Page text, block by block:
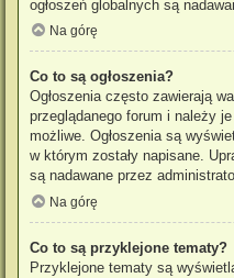
ogłoszeń globalnych są
Na górę
Co to są ogłoszenia?
Ogłoszenia często zawierają
przeglądanego forum i należy
możliwe. Ogłoszenia są
w którym zostały napisane.
są nadawane przez
Na górę
Co to są przyklejone tematy?
Przyklejone tematy są